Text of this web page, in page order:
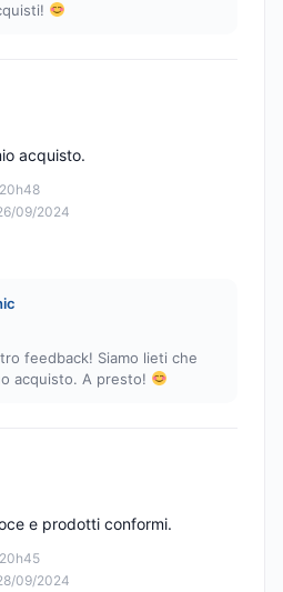
09/2024
acquisto.
feedback! Siamo lieti che
acquisto. A presto!
09/2024
e prodotti conformi.